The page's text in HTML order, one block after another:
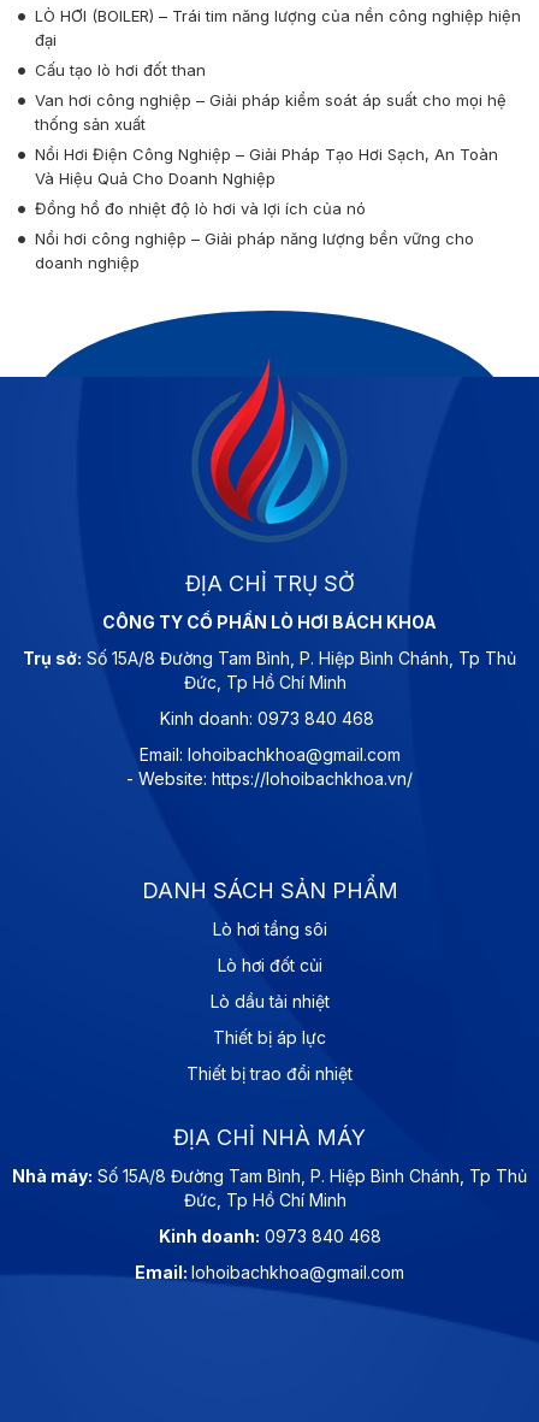
LÒ HƠI (BOILER) – Trái tim năng lượng của nền công nghiệp hiện
đại
Cấu tạo lò hơi đốt than
Van hơi công nghiệp – Giải pháp kiểm soát áp suất cho mọi hệ
thống sản xuất
Nồi Hơi Điện Công Nghiệp – Giải Pháp Tạo Hơi Sạch, An Toàn
Và Hiệu Quả Cho Doanh Nghiệp
Đồng hồ đo nhiệt độ lò hơi và lợi ích của nó
Nồi hơi công nghiệp – Giải pháp năng lượng bền vững cho
doanh nghiệp
ĐỊA CHỈ TRỤ SỞ
CÔNG TY CỔ PHẦN LÒ HƠI BÁCH KHOA
Trụ sở: Số 15A/8 Đường Tam Bình, P. Hiệp Bình Chánh, Tp Thủ
Đức, Tp Hồ Chí Minh
Kinh doanh: 0973 840 468
Email: lohoibachkhoa@gmail.com
- Website: https://lohoibachkhoa.vn/
DANH SÁCH SẢN PHẨM
Lò hơi tầng sôi
Lò hơi đốt củi
Lò dầu tải nhiệt
Thiết bị áp lực
Thiết bị trao đổi nhiệt
ĐỊA CHỈ NHÀ MÁY
Nhà máy: Số 15A/8 Đường Tam Bình, P. Hiệp Bình Chánh, Tp Thủ
Đức, Tp Hồ Chí Minh
Kinh doanh: 0973 840 468
Email: lohoibachkhoa@gmail.com